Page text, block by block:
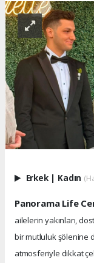
Erkek | Kadın
Panorama Life
ailelerin yakınları,
bir mutluluk şölenine
atmosferiyle dikkat